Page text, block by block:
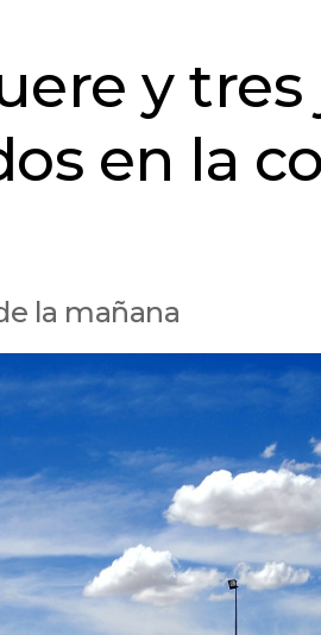
y tres
en la
la mañana